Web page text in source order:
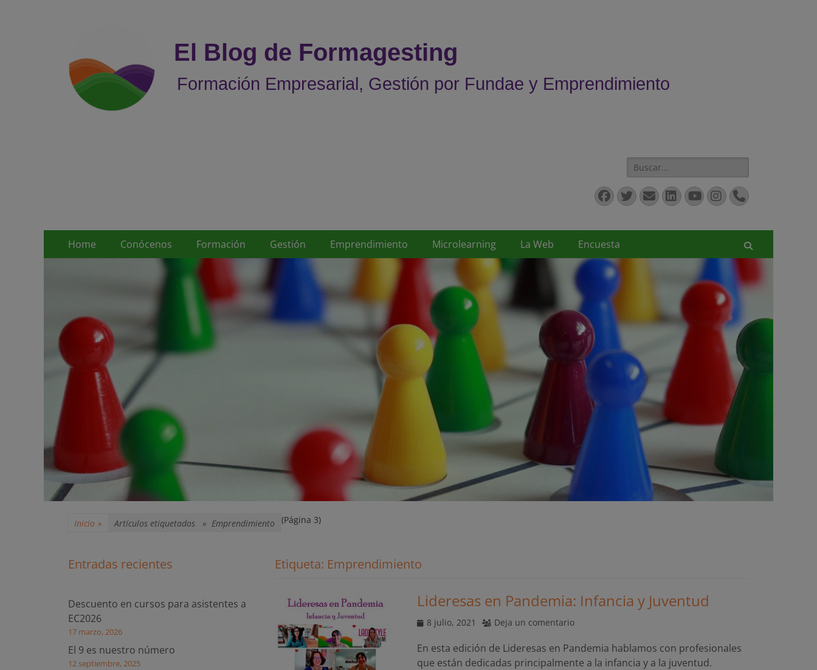
El Blog de Formagesting
Formación Empresarial, Gestión por Fundae y Emprendimiento
Facebook
Twitter
Correo
electrónico
LinkedIn
YouTube
Instagram
Teléfono
Menú
principal
Home Conócenos Formación Gestión Emprendimiento Microlearning La Web Encuesta
Inicio » Artículos etiquetados » Emprendimiento (Página 3)
Etiqueta: Emprendimiento
Lideresas en Pandemia: Infancia y Juventud
Publicado
8 julio, 2021 Deja un comentario
En esta edición de Lideresas en Pandemia hablamos con profesionales
que están dedicadas principalmente a la infancia y a la juventud.
Entradas recientes
Descuento en cursos para asistentes a
EC2026
17 marzo, 2026
El 9 es nuestro número
12 septiembre, 2025